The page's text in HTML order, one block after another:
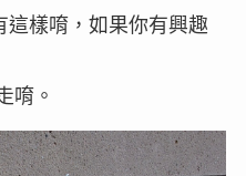
這樣唷，如果你有興趣
唷。